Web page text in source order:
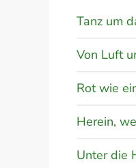
Tanz um
Von Luft
Rot wie
Herein,
Unter die